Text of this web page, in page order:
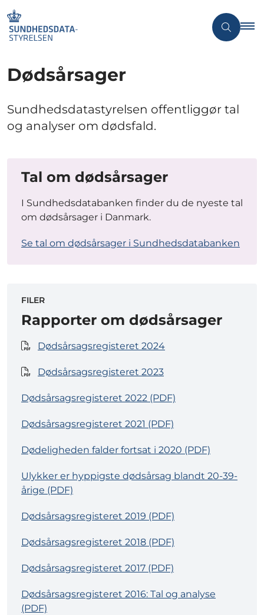
Dødsårsager
Sundhedsdatastyrelsen offentliggør tal
og analyser om dødsfald.
Tal om dødsårsager
I Sundhedsdatabanken finder du de nyeste tal
om dødsårsager i Danmark.
Se tal om dødsårsager i Sundhedsdatabanken
FILER
Rapporter om dødsårsager
Dødsårsagsregisteret 2024
Dødsårsagsregisteret 2023
Dødsårsagsregisteret 2022 (PDF)
Dødsårsagsregisteret 2021 (PDF)
Dødeligheden falder fortsat i 2020 (PDF)
Ulykker er hyppigste dødsårsag blandt 20-39-
årige (PDF)
Dødsårsagsregisteret 2019 (PDF)
Dødsårsagsregisteret 2018 (PDF)
Dødsårsagsregisteret 2017 (PDF)
Dødsårsagsregisteret 2016: Tal og analyse
(PDF)